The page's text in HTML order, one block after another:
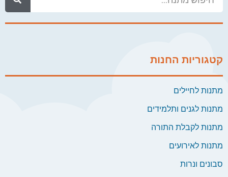
קטגוריות החנות
מתנות לחיילים
מתנות לגנים ותלמידים
מתנות לקבלת התורה
מתנות לאירועים
סבונים ונרות